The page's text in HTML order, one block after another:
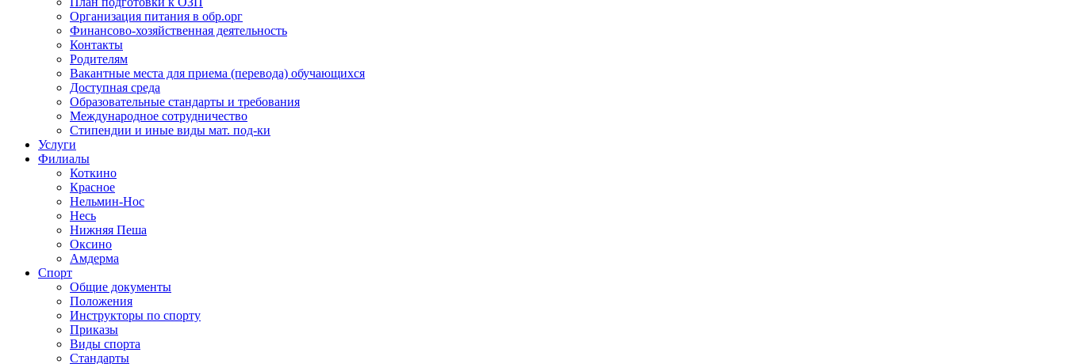
Организация питания в обр.орг
Финансово-хозяйственная деятельность
Контакты
Родителям
Вакантные места для приема (перевода) обучающихся
Доступная среда
Образовательные стандарты и требования
Международное сотрудничество
Стипендии и иные виды мат. под-ки
Услуги
Филиалы
Коткино
Красное
Нельмин-Нос
Несь
Нижняя Пеша
Оксино
Амдерма
Спорт
Общие документы
Положения
Инструкторы по спорту
Приказы
Виды спорта
Стандарты